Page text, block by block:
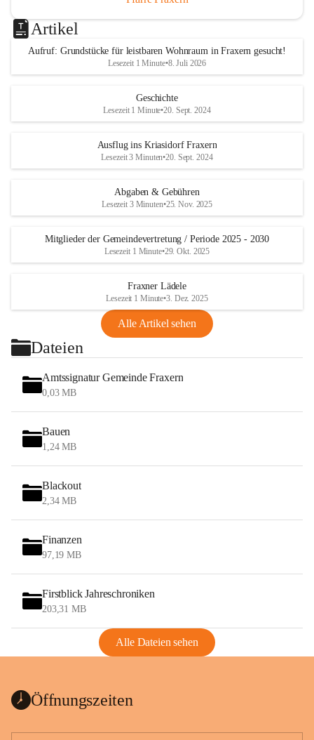
Artikel
Aufruf: Grundstücke für leistbaren Wohnraum in Fraxern gesucht!
Lesezeit 1 Minute•8. Juli 2026
Geschichte
Lesezeit 1 Minute•20. Sept. 2024
Ausflug ins Kriasidorf Fraxern
Lesezeit 3 Minuten•20. Sept. 2024
Abgaben & Gebühren
Lesezeit 3 Minuten•25. Nov. 2025
Mitglieder der Gemeindevertretung / Periode 2025 - 2030
Lesezeit 1 Minute•29. Okt. 2025
Fraxner Lädele
Lesezeit 1 Minute•3. Dez. 2025
Alle Artikel sehen
Dateien
Amtssignatur Gemeinde Fraxern
0,03 MB
Bauen
1,24 MB
Blackout
2,34 MB
Finanzen
97,19 MB
Firstblick Jahreschroniken
203,31 MB
Alle Dateien sehen
Öffnungszeiten